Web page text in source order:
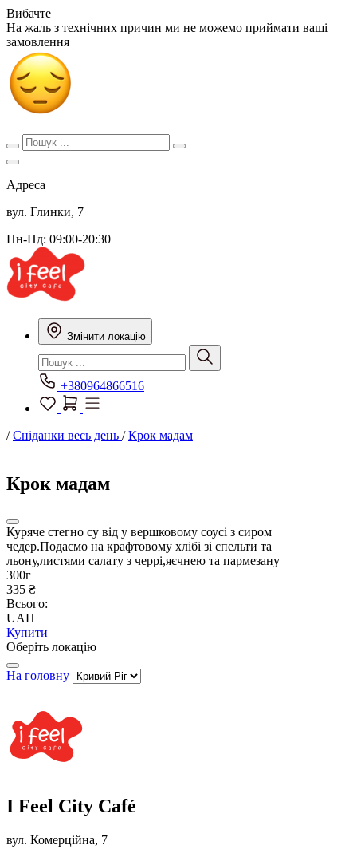
Вибачте
На жаль з технічних причин ми не можемо приймати ваші
замовлення
Адреса
вул. Глинки, 7
Пн-Нд: 09:00-20:30
Змінити локацію
+380964866516
/Сніданки весь день /Крок мадам
Крок мадам
Куряче стегно су від у вершковому соусі з сиром
чедер.Подаємо на крафтовому хлібі зі спельти та
льону,листями салату з черрі,яєчнею та пармезану
300г
335 ₴
Всього:
UAH
Купити
Оберіть локацію
На головну
I Feel City Café
вул. Комерційна, 7